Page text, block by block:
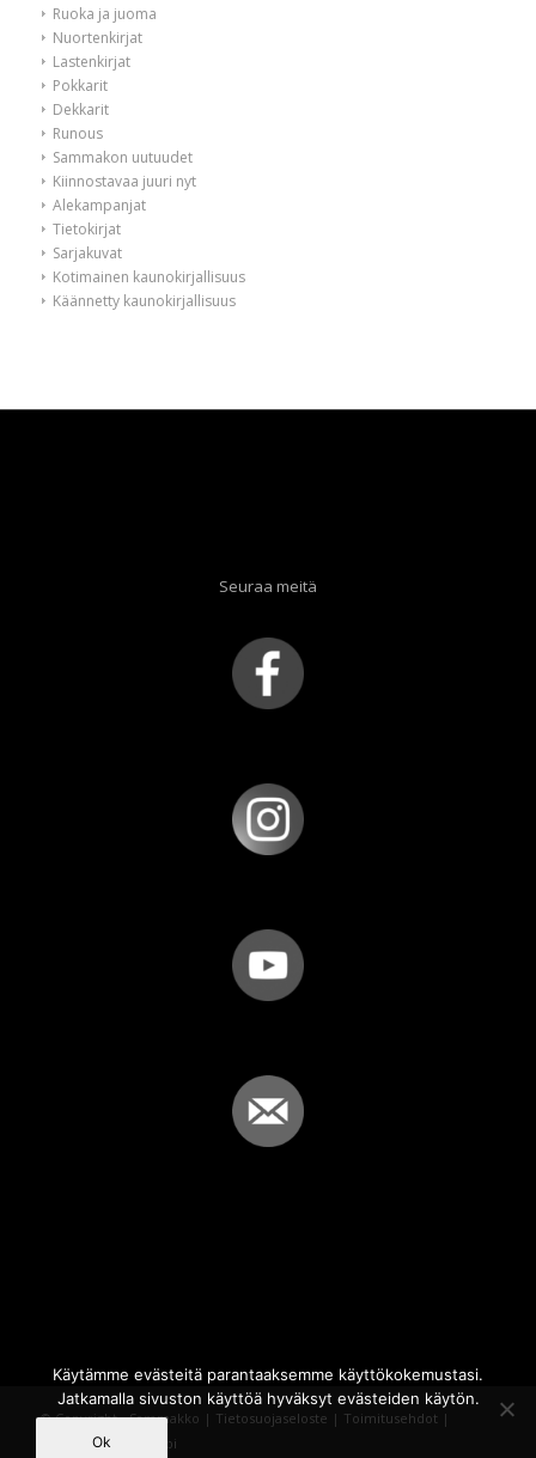
Ruoka ja juoma
Nuortenkirjat
Lastenkirjat
Pokkarit
Dekkarit
Runous
Sammakon uutuudet
Kiinnostavaa juuri nyt
Alekampanjat
Tietokirjat
Sarjakuvat
Kotimainen kaunokirjallisuus
Käännetty kaunokirjallisuus
Seuraa meitä
© Copyright - Sammakko | Tietosuojaseloste | Toimitusehdot |
Powered by
iQWebbi
Käytämme evästeitä parantaaksemme käyttökokemustasi.
Jatkamalla sivuston käyttöä hyväksyt evästeiden käytön.
Ok